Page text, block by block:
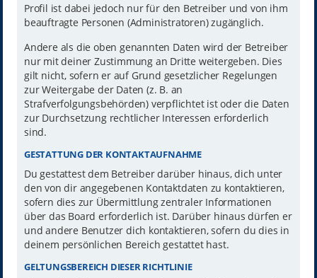
Profil ist dabei jedoch nur für den Betreiber und von ihm
beauftragte Personen (Administratoren) zugänglich.
Andere als die oben genannten Daten wird der Betreiber
nur mit deiner Zustimmung an Dritte weitergeben. Dies
gilt nicht, sofern er auf Grund gesetzlicher Regelungen
zur Weitergabe der Daten (z. B. an
Strafverfolgungsbehörden) verpflichtet ist oder die Daten
zur Durchsetzung rechtlicher Interessen erforderlich
sind.
GESTATTUNG DER KONTAKTAUFNAHME
Du gestattest dem Betreiber darüber hinaus, dich unter
den von dir angegebenen Kontaktdaten zu kontaktieren,
sofern dies zur Übermittlung zentraler Informationen
über das Board erforderlich ist. Darüber hinaus dürfen er
und andere Benutzer dich kontaktieren, sofern du dies in
deinem persönlichen Bereich gestattet hast.
GELTUNGSBEREICH DIESER RICHTLINIE